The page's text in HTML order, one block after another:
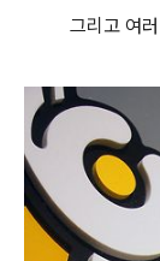
그리고 여